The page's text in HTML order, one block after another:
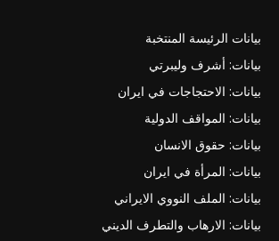
بيانات الرئيسة المنتخبة
بيانات: أشرف وليبرتي
بيانات: الاحتجاجات في ايران
بيانات: المواقف الدولية
بيانات: حقوق الانسان
بيانات: المرأة في ايران
بيانات: الملف النووي الايراني
بيانات: الارهاب والتطرف الديني